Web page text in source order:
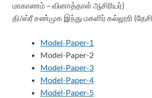
மாகாணம் – வினாத்தாள் ஆசிரியர்)
தி/ஸ்ரீ சண்முக இந்து மகளிர் கல்லூரி
Model-Paper-1
Model-Paper-2
Model-Paper-3
Model-Paper-4
Model-Paper-5